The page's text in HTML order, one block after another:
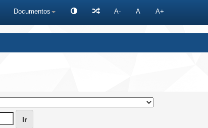
Documentos A- A A+